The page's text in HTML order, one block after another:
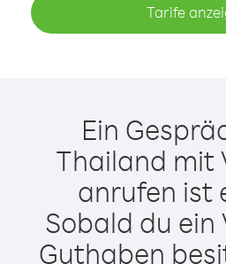
Tarife
Ein
Thailand mit
anrufen ist
Sobald du ein
Guthaben